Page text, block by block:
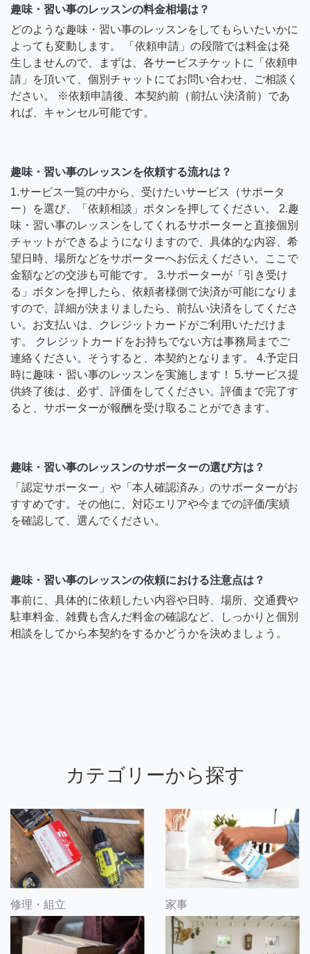
趣味・習い事のレッスンの料金相場は？
どのような趣味・習い事のレッスンをしてもらいたいかに
よっても変動します。 「依頼申請」の段階では料金は発
生しませんので、まずは、各サービスチケットに「依頼申
請」を頂いて、個別チャットにてお問い合わせ、ご相談く
ださい。 ※依頼申請後、本契約前（前払い決済前）であ
れば、キャンセル可能です。
趣味・習い事のレッスンを依頼する流れは？
1.サービス一覧の中から、受けたいサービス（サポータ
ー）を選び、「依頼相談」ボタンを押してください。 2.趣
味・習い事のレッスンをしてくれるサポーターと直接個別
チャットができるようになりますので、具体的な内容、希
望日時、場所などをサポーターへお伝えください。ここで
金額などの交渉も可能です。 3.サポーターが「引き受け
る」ボタンを押したら、依頼者様側で決済が可能になりま
すので、詳細が決まりましたら、前払い決済をしてくださ
い。お支払いは、クレジットカードがご利用いただけま
す。 クレジットカードをお持ちでない方は事務局までご
連絡ください。そうすると、本契約となります。 4.予定日
時に趣味・習い事のレッスンを実施します！ 5.サービス提
供終了後は、必ず、評価をしてください。評価まで完了す
ると、サポーターが報酬を受け取ることができます。
趣味・習い事のレッスンのサポーターの選び方は？
「認定サポーター」や「本人確認済み」のサポーターがお
すすめです。その他に、対応エリアや今までの評価/実績
を確認して、選んでください。
趣味・習い事のレッスンの依頼における注意点は？
事前に、具体的に依頼したい内容や日時、場所、交通費や
駐車料金、雑費も含んだ料金の確認など、しっかりと個別
相談をしてから本契約をするかどうかを決めましょう。
カテゴリーから探す
修理・組立 家事